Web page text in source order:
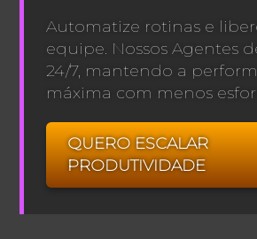
Automatize rotinas e
equipe. Nossos Agentes
24/7, mantendo a
máxima com menos
QUERO ESCALAR
PRODUTIVIDADE